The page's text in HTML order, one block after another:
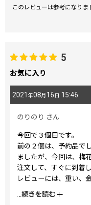
このレビューは参考になりま
5
お気に入り
2021 年08月 16 日 15:46
のりのり さん
今回で３個目です。
前の２個は、予約品で
ましたが、今回は、梅
注文して、すぐに到着し
レビューには、重い、
したが、そんなことは
財布でした。
続きを読む